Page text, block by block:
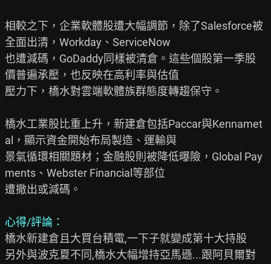
相較之下，企業軟體股遭大幅調節，除了Salesforce被
全面出清，Workday、ServiceNow
也遭減碼，GoDaddy同樣被清倉。這些個股第一季股
價普遍承壓，也反映在高利率與估值
壓力下，橋水對雲端軟體族群態度轉趨保守。
橋水工業股比重上升，新建倉包括Paccar與Kennamet
al，顯示資金開始布局製造、運輸與
景氣循環相關題材；金融股則被降低曝險，Global Pay
ments、Webster Financial等部位
遭撤出或減碼。
心得/評論：
橋水新建倉且大買台積電,一下子就變成第十大持股
另外與波克夏不同,橋水大幅增持亞馬遜...跟阿貝爾對